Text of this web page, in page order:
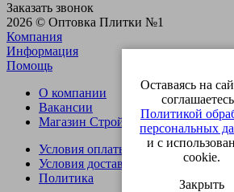
Заказать звонок
2026 © Оптовка Плитки №1
Компания
Информация
Помощь
О компании
Вакансии
Магазин СтройОпт
Условия оплаты
Условия доставки
Политика
Оставаясь на
Политикой
персональных
и с
cookie.
Закрыть